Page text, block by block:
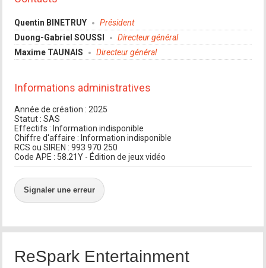
Quentin BINETRUY
Président
Duong-Gabriel SOUSSI
Directeur général
Maxime TAUNAIS
Directeur général
Informations administratives
Année de création : 2025
Statut : SAS
Effectifs : Information indisponible
Chiffre d'affaire : Information indisponible
RCS ou SIREN : 993 970 250
Code APE : 58.21Y - Édition de jeux vidéo
Signaler une erreur
ReSpark Entertainment